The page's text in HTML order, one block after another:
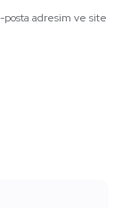
posta adresim ve site